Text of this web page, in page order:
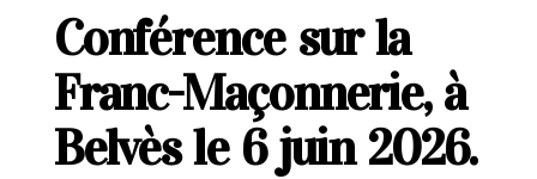
Conférence sur la
Franc-Maçonnerie, à
Belvès le 6 juin 2026.